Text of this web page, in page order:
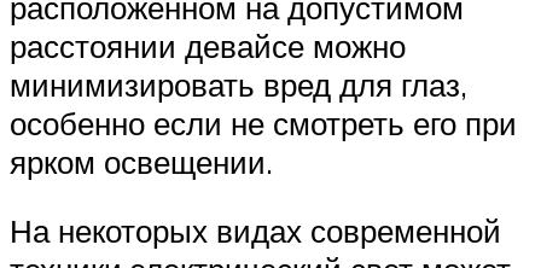
расстоянии девайсе можно
минимизировать вред для глаз,
особенно если не смотреть его при
ярком освещении.
На некоторых видах современной